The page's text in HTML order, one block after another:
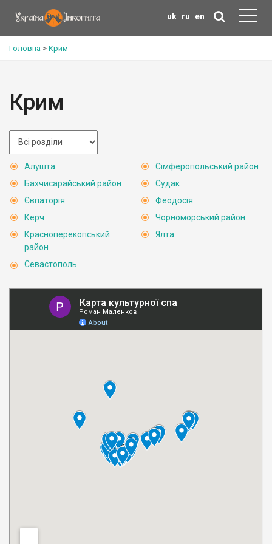
uk ru en
Головна > Крим
Крим
Алушта
Бахчисарайський район
Євпаторія
Керч
Красноперекопський
район
Севастополь
Сімферопольський район
Судак
Феодосія
Чорноморський район
Ялта